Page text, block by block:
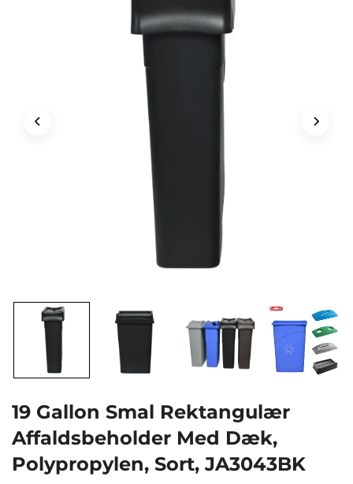
19 Gallon Smal Rektangulær
Affaldsbeholder Med Dæk,
Polypropylen, Sort, JA3043BK